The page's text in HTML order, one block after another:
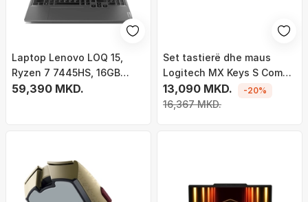
Laptop Lenovo LOQ 15,
Ryzen 7 7445HS, 16GB
RAM, 512GB SSD, RTX 3050,
59,390 MKD.
Set tastierë dhe maus
Logitech MX Keys S Combo
Graphite
13,090 MKD.
16,367 MKD.
-20%